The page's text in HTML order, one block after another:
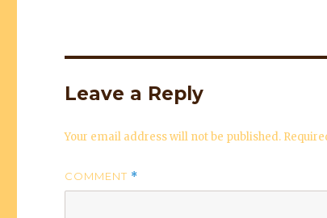
Leave a Reply
Your email address will not be published.
COMMENT *